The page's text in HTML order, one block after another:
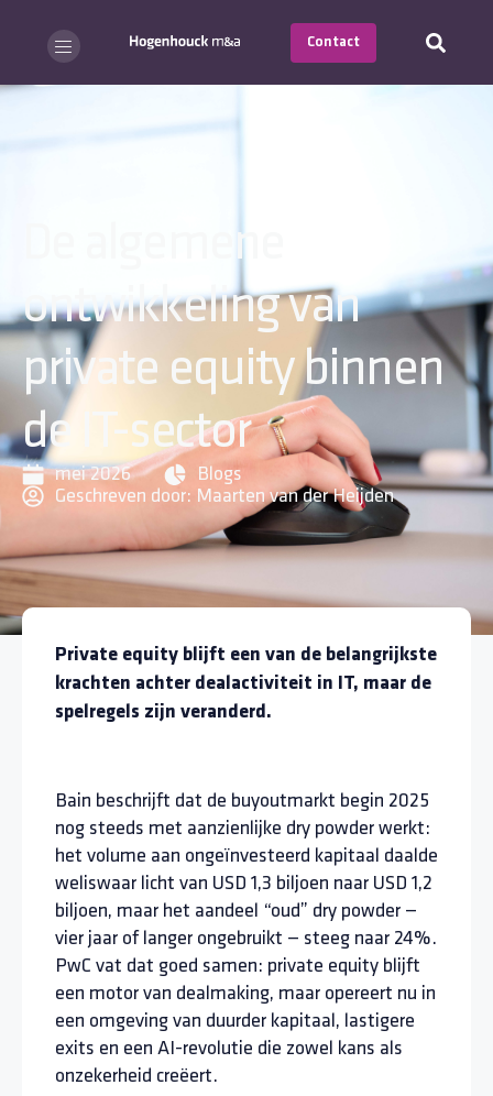
Contact
De algemene
ontwikkeling van
private equity binnen
de IT-sector
mei 2026
Blogs
Geschreven door: Maarten van der Heijden
Private equity blijft een van de belangrijkste
krachten achter dealactiviteit in IT, maar de
spelregels zijn veranderd.
Bain beschrijft dat de buyoutmarkt begin 2025
nog steeds met aanzienlijke dry powder werkt:
het volume aan ongeïnvesteerd kapitaal daalde
weliswaar licht van USD 1,3 biljoen naar USD 1,2
biljoen, maar het aandeel “oud” dry powder —
vier jaar of langer ongebruikt — steeg naar 24%.
PwC vat dat goed samen: private equity blijft
een motor van dealmaking, maar opereert nu in
een omgeving van duurder kapitaal, lastigere
exits en een AI-revolutie die zowel kans als
onzekerheid creëert.